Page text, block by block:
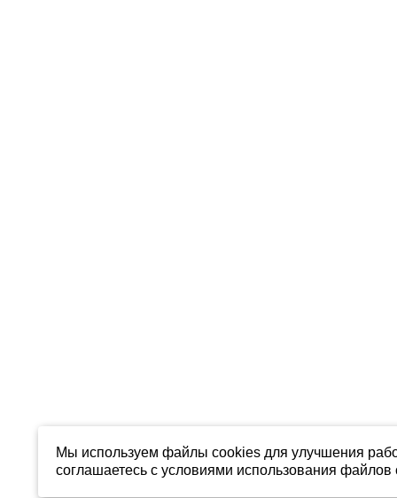
Мы используем файлы cookies для улучшения
соглашаетесь с условиями использования файлов